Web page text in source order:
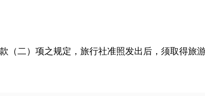
（二）项之规定，旅行社准照发出后，须取得旅